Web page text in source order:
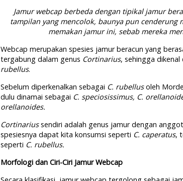
Jamur webcap berbeda dengan tipikal jamur
tampilan yang mencolok, baunya pun cenderung
memakan jamur ini, sebab mereka
Webcap merupakan spesies jamur beracun yang
tergabung dalam genus Cortinarius, sehingga
rubellus.
Sebelum diperkenalkan sebagai C. rubellusoleh
dulu dinamai sebagai C. speciosissimus, C.
orellanoides.
Cortinariussendiri adalah genus jamur dengan
spesiesnya dapat kita konsumsi seperti C. caperatus,
seperti C. rubellus.
Morfologi dan Ciri-Ciri Jamur Webcap